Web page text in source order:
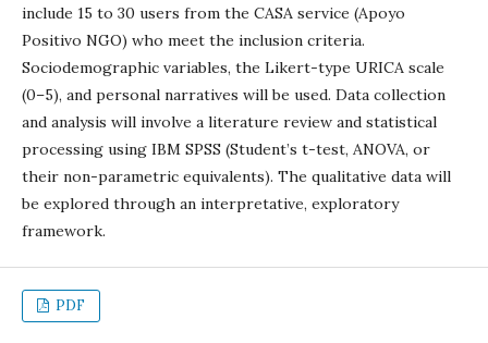
include 15 to 30 users from the CASA service (Apoyo
Positivo NGO) who meet the inclusion criteria.
Sociodemographic variables, the Likert-type URICA scale
(0–5), and personal narratives will be used. Data collection
and analysis will involve a literature review and statistical
processing using IBM SPSS (Student’s t-test, ANOVA, or
their non-parametric equivalents). The qualitative data will
be explored through an interpretative, exploratory
framework.
PDF